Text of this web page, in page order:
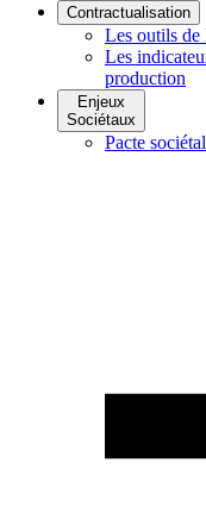
Contractualisation
Les outils de
Les
production
Enjeux
Sociétaux
Pacte sociétal